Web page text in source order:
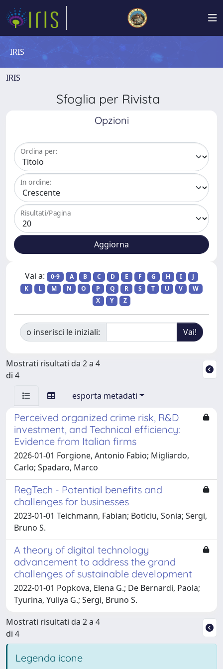
IRIS
IRIS
Sfoglia per Rivista
Opzioni
Ordina per:
In ordine:
Risultati/Pagina
Vai a: 0-9 A B C D E F G H I
J
K
L M N O P Q R S T U V
W
X
Y Z
o inserisci le iniziali:
Mostrati risultati da 2 a 4
di 4
esporta metadati
Perceived organized crime risk, R&D
investment, and Technical efficiency:
Evidence from Italian firms
2026-01-01 Forgione, Antonio Fabio; Migliardo,
Carlo; Spadaro, Marco
RegTech - Potential benefits and
challenges for businesses
2023-01-01 Teichmann, Fabian; Boticiu, Sonia; Sergi,
Bruno S.
A theory of digital technology
advancement to address the grand
challenges of sustainable development
2022-01-01 Popkova, Elena G.; De Bernardi, Paola;
Tyurina, Yuliya G.; Sergi, Bruno S.
Mostrati risultati da 2 a 4
di 4
Legenda icone